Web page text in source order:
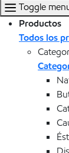
Toggle
Productos
Todos los